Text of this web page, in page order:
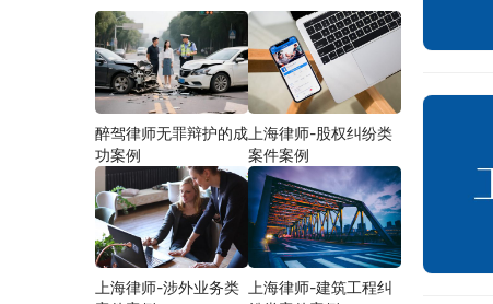
醉驾律师无罪辩护的成
功案例
上海律师-股权纠纷类
案件案例
上海律师-涉外业务类
上海律师-建筑工程纠